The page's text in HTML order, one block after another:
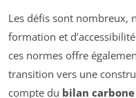
Les défis sont nombreux,
formation et
ces normes offre
transition vers une
compte du bilan carbone